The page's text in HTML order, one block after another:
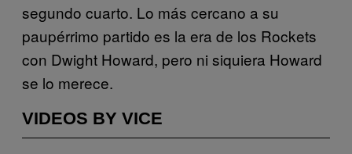
segundo cuarto. Lo más cercano a su
paupérrimo partido es la era de los Rockets
con Dwight Howard, pero ni siquiera Howard
se lo merece.
VIDEOS BY VICE